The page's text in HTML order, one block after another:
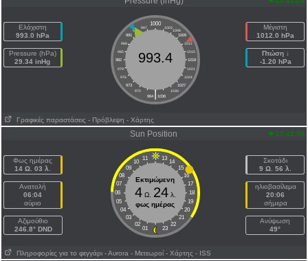
Ελάχιστη
993.0 hPa
Pressure (hPa)
29.34 inHg
1000
997 1003
994
1006
991
1009
988
1012
985
1015
982
1018
979
1021
976
1024
973
1027
970
1030
|
964 1036
993.4
Μέγιστη
1012.0 hPa
Πτώση ↓
-1.20 hPa
Γραφικές παραστάσεις - Πρόβλεψη - Χάρτης
Sun Position 15:41:50
Φως ημέρας
14 Ω. 03 λ.
Ανατολή
06:04
αύριο
Aζιμούθιο
246.8° DND
11 13
10
14
09
15
08
16
07
17
06
18
05
19
04
20
03
21
02
22
01 23
Εκτιμώμενη
4Ω. 24λ.
φως ημέρας
Σκοτάδι
9 Ω. 56 λ.
ηλιοβασίλεμα
20:06
σήμερα
Ανύψωση
49°
Πληροφορίες για το φεγγάρι - Αυrora - Μετεωροί - Χάρτης - ISS